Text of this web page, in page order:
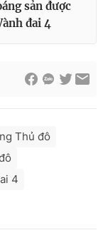
sản được
đai 4
Thủ đô
4